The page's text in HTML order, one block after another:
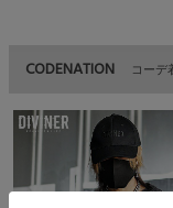
CODENATION コーデ